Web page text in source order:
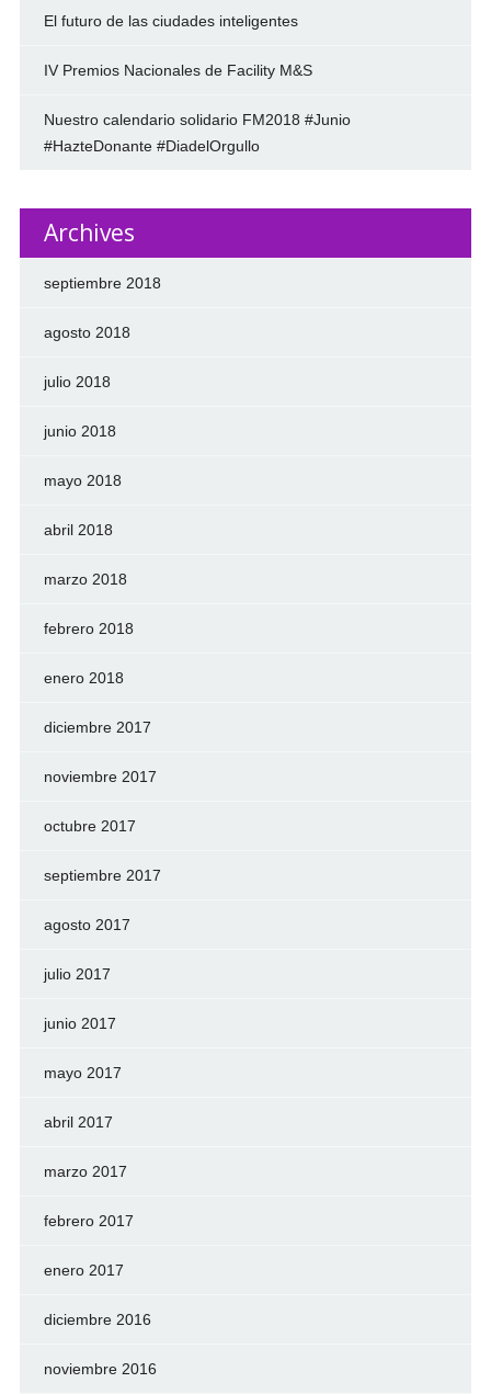
El futuro de las ciudades inteligentes
IV Premios Nacionales de Facility M&S
Nuestro calendario solidario FM2018 #Junio
#HazteDonante #DiadelOrgullo
Archives
septiembre 2018
agosto 2018
julio 2018
junio 2018
mayo 2018
abril 2018
marzo 2018
febrero 2018
enero 2018
diciembre 2017
noviembre 2017
octubre 2017
septiembre 2017
agosto 2017
julio 2017
junio 2017
mayo 2017
abril 2017
marzo 2017
febrero 2017
enero 2017
diciembre 2016
noviembre 2016